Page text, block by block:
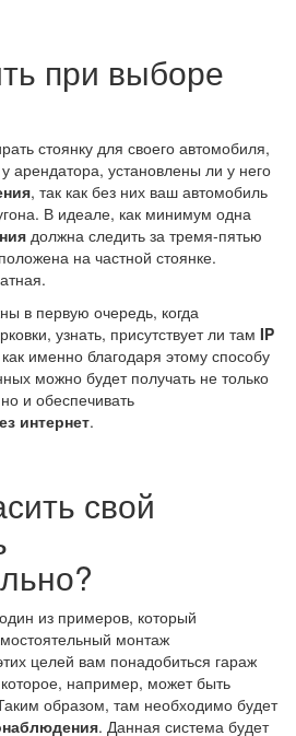
при выборе
стоянку для своего автомобиля,
арендатора, установлены ли у него
, так как без них ваш автомобиль
В идеале, как минимум одна
должна следить за тремя-пятью
на частной стоянке.
в первую очередь, когда
узнать, присутствует ли там IP
как именно благодаря этому способу
можно будет получать не только
и обеспечивать
интернет.
свой
из примеров, который
монтаж
целей вам понадобиться гараж
например, может быть
образом, там необходимо будет
. Данная система будет